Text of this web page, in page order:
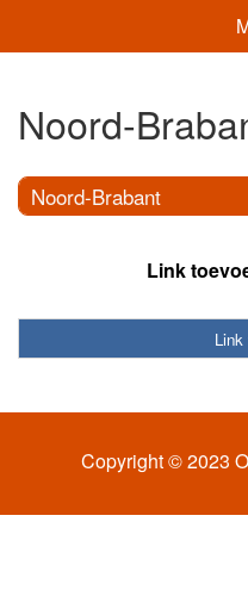
Noord-
Noord-Brabant
Link
Link
Copyright © 2023